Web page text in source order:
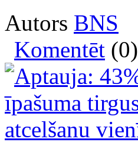
Autors BNS
Komentēt (0)